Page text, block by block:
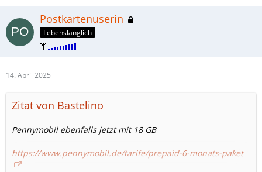
Postkartenuserin
Lebenslänglich
14. April 2025
Zitat von Bastelino
Pennymobil ebenfalls jetzt mit 18 GB
https://www.pennymobil.de/tarife/prepaid-6-monats-paket